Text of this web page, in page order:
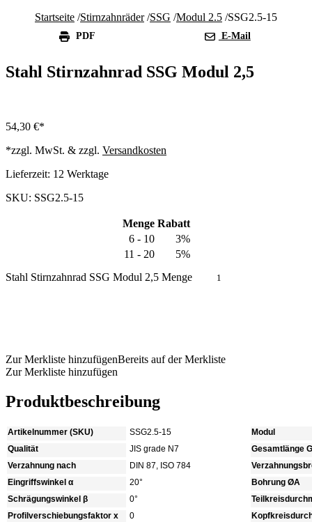
Startseite /Stirnzahnräder/SSG /Modul 2.5 /SSG2.5-15
PDF E-Mail
Stahl Stirnzahnrad SSG Modul 2,5
54,30 €
*zzgl. MwSt. & zzgl. Versandkosten
Lieferzeit: 12 Werktage
SKU: SSG2.5-15
Menge Rabatt
6 - 10
3%
11 - 20
5%
Stahl Stirnzahnrad SSG Modul 2,5 Menge
Zur Merkliste hinzufügenBereits auf der Merkliste
Zur Merkliste hinzufügen
Produktbeschreibung
Artikelnummer (SKU)
SSG2.5-15
Qualität
JIS grade N7
Verzahnung nach
DIN 87, ISO 784
Eingriffswinkel α
20°
Schrägungswinkel β
0°
Profilverschiebungsfaktor x
0
Modul
Gesamtlänge G
Bohrung ØA